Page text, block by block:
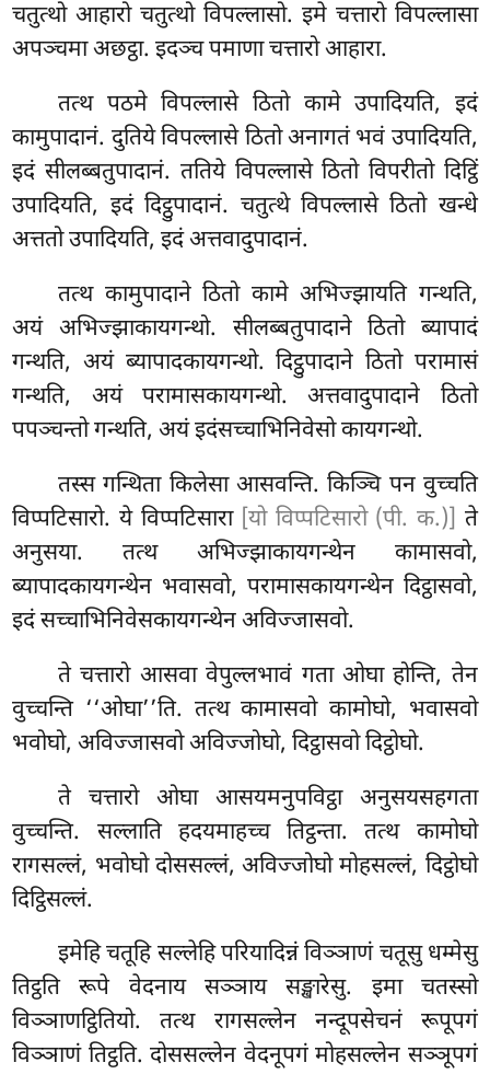
चतुत्थो आहारो चतुत्थो विपल्लासो. इमे चत्तारो विपल्लासा
अपञ्चमा अछट्ठा. इदञ्च पमाणा चत्तारो आहारा.
तत्थ पठमे विपल्लासे ठितो कामे उपादियति, इदं
कामुपादानं. दुतिये विपल्लासे ठितो अनागतं भवं उपादियति,
इदं सीलब्बतुपादानं. ततिये विपल्लासे ठितो विपरीतो दिट्ठिं
उपादियति, इदं दिट्ठुपादानं. चतुत्थे विपल्लासे ठितो खन्धे
अत्ततो उपादियति, इदं अत्तवादुपादानं.
तत्थ कामुपादाने ठितो कामे अभिज्झायति गन्थति,
अयं अभिज्झाकायगन्थो. सीलब्बतुपादाने ठितो ब्यापादं
गन्थति, अयं ब्यापादकायगन्थो. दिट्ठुपादाने ठितो परामासं
गन्थति, अयं परामासकायगन्थो. अत्तवादुपादाने ठितो
पपञ्चन्तो गन्थति, अयं इदंसच्चाभिनिवेसो कायगन्थो.
तस्स गन्थिता किलेसा आसवन्ति. किञ्चि पन वुच्चति
विप्पटिसारो. ये विप्पटिसारा [यो विप्पटिसारो (पी. क.)] ते
अनुसया. तत्थ अभिज्झाकायगन्थेन कामासवो,
ब्यापादकायगन्थेन भवासवो, परामासकायगन्थेन दिट्ठासवो,
इदं सच्चाभिनिवेसकायगन्थेन अविज्जासवो.
तेचत्तारो आसवा वेपुल्लभावं गता ओघा होन्ति, तेन
वुच्चन्ति ‘‘ओघा’’ति. तत्थ कामासवो कामोघो, भवासवो
भवोघो, अविज्जासवो अविज्जोघो, दिट्ठासवो दिट्ठोघो.
ते चत्तारो ओघा आसयमनुपविट्ठा अनुसयसहगता
वुच्चन्ति. सल्लाति हदयमाहच्च तिट्ठन्ता. तत्थ कामोघो
रागसल्लं, भवोघो दोससल्लं, अविज्जोघो मोहसल्लं, दिट्ठोघो
दिट्ठिसल्लं.
इमेहि चतूहि सल्लेहि परियादिन्नं विञ्ञाणं चतूसु धम्मेसु
तिट्ठति रूपे वेदनाय सञ्ञाय सङ्खारेसु. इमा चतस्सो
विञ्ञाणट्ठितियो. तत्थ रागसल्लेन नन्दूपसेचनं रूपूपगं
विञ्ञाणं तिट्ठति. दोससल्लेन वेदनूपगं मोहसल्लेन सञ्ञूपगं